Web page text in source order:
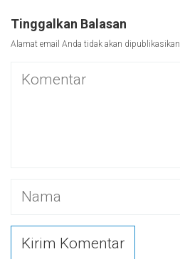
Tinggalkan Balasan
Alamat email Anda tidak akan dipublikasikan.